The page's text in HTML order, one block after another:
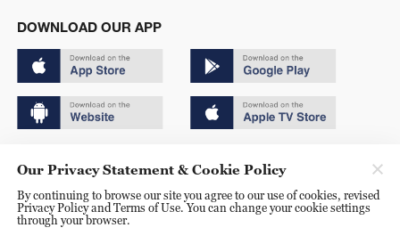
DOWNLOAD OUR APP
京ICP备20000184号
京公网安备 11010502050052号
Our Privacy Statement & Cookie Policy
By continuing to browse our site you agree to our use of cookies, revised
Privacy Policy and Terms of Use. You can change your cookie settings
through your browser.